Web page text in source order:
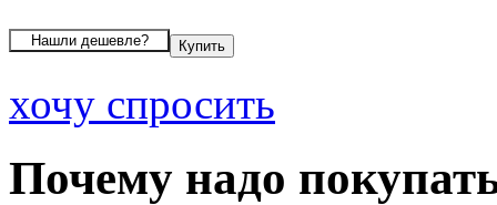
хочу спросить
Почему надо